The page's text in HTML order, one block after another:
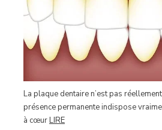
La plaque dentaire n’est pas
présence permanente indispose
à cœurLIRE